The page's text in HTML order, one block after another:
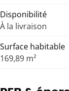
Disponibilité
À la livraison
Surface habitable
169,89 m²